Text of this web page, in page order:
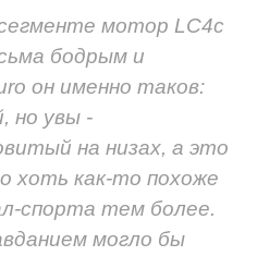
мотор LC4c
бодрым и
он именно таков:
но увы -
на низах, а это
хоть как-то похоже
спорта тем более.
могло бы